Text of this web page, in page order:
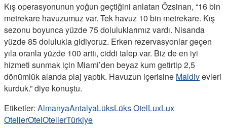
Kış operasyonunun yoğun geçtiğini anlatan Özsinan, “16 bin
metrekare havuzumuz var. Tek havuz 10 bin metrekare. Kış
sezonu boyunca yüzde 75 doluluklarımız vardı. Nisanda
yüzde 85 dolulukla gidiyoruz. Erken rezervasyonlar geçen
yıla oranla yüzde 100 arttı, ciddi talep var. Biz de en iyi
hizmeti sunmak için Miami’den beyaz kum getirtip 2,5
dönümlük alanda plaj yaptık. Havuzun içerisine Maldivevleri
kurduk.” diye konuştu.
Etiketler: AlmanyaAntalyaLüksLüks OtelLuxLux
OtellerOtelOtellerTürkiye